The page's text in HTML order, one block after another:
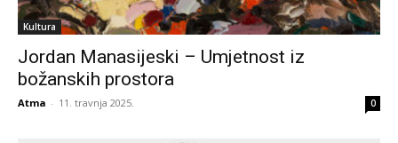
Kultura
Jordan Manasijeski – Umjetnost iz
božanskih prostora
Atma - 11. travnja 2025. 0